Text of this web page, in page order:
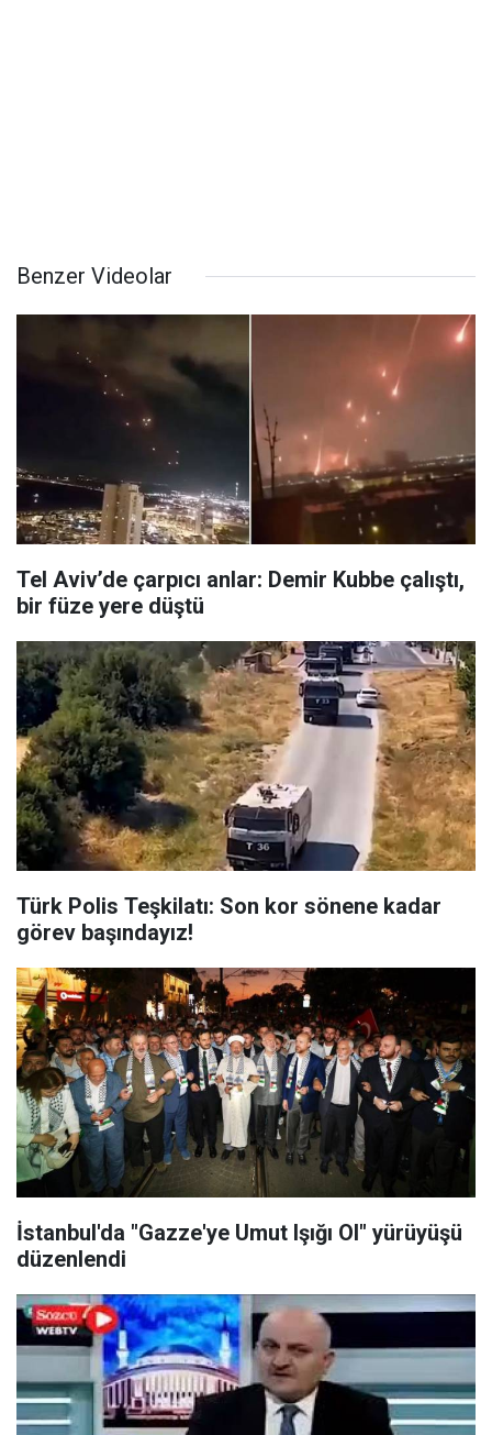
Benzer Videolar
Tel Aviv’de çarpıcı anlar: Demir Kubbe çalıştı,
bir füze yere düştü
Türk Polis Teşkilatı: Son kor sönene kadar
görev başındayız!
İstanbul'da "Gazze'ye Umut Işığı Ol" yürüyüşü
düzenlendi